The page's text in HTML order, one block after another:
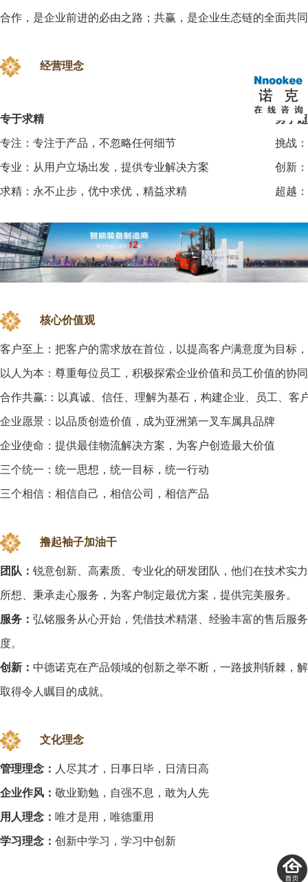
合作，是企业前进的必由之路；共赢，是企业生态链的全面
经营理念
专于求精
专注：专注于产品，不忽略任何细节
专业：从用户立场出发，提供专业解决方案
求精：永不止步，优中求优，精益求精
勇于
挑战
创新
超越
核心价值观
客户至上：把客户的需求放在首位，以提高客户满意度为目标
以人为本：尊重每位员工，积极探索企业价值和员工价值的协
合作共赢:：以真诚、信任、理解为基石，构建企业、员工、客
企业愿景：以品质创造价值，成为亚洲第一叉车属具品牌
企业使命：提供最佳物流解决方案，为客户创造最大价值
三个统一：统一思想，统一目标，统一行动
三个相信：相信自己，相信公司，相信产品
撸起袖子加油干
团队： 锐意创新、高素质、专业化的研发团队，他们在技术实
所想、秉承走心服务，为客户制定最优方案，提供完美服务。
服务： 弘铭服务从心开始，凭借技术精湛、经验丰富的售后服
度。
创新： 中德诺克在产品领域的创新之举不断，一路披荆斩棘，
取得令人瞩目的成就。
文化理念
管理理念： 人尽其才，日事日毕，日清日高
企业作风： 敬业勤勉，自强不息，敢为人先
用人理念： 唯才是用，唯德重用
学习理念： 创新中学习，学习中创新